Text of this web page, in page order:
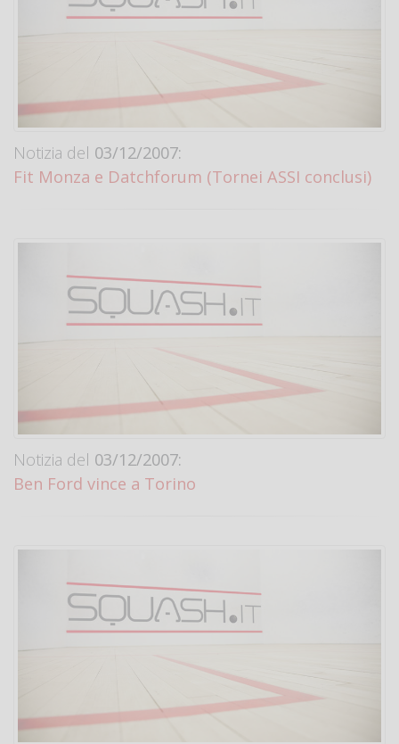
Notizia del 03/12/2007:
Fit Monza e Datchforum (Tornei ASSI conclusi)
Notizia del 03/12/2007:
Ben Ford vince a Torino